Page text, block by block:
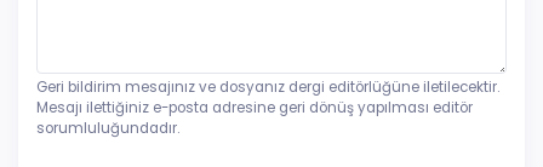
Geri bildirim mesajınız ve dosyanız dergi editörlüğüne iletilecektir.
Mesajı ilettiğiniz e-posta adresine geri dönüş yapılması editör
sorumluluğundadır.